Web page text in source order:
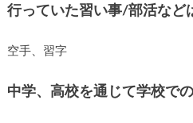
行っていた習い事/部活など
空手、習字
中学、高校を通じて学校で